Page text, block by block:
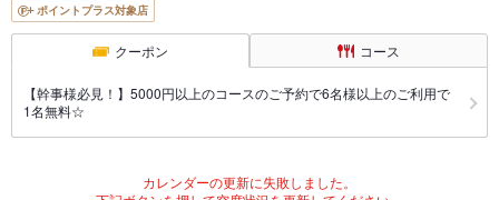
ポイントプラス対象店
クーポン コース
【幹事様必見！】5000円以上のコースのご予約で6名様以上のご利用で
1名無料☆
カレンダーの更新に失敗しました。